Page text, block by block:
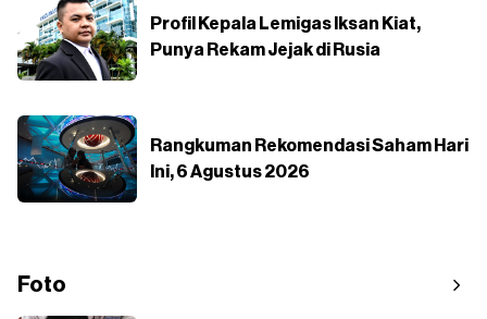
Profil Kepala Lemigas Iksan Kiat,
Punya Rekam Jejak di Rusia
Rangkuman Rekomendasi Saham Hari
Ini, 6 Agustus 2026
Foto